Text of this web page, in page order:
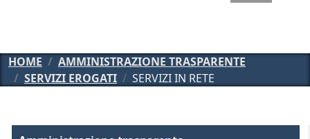
HOME
AMMINISTRAZIONE TRASPARENTE
SERVIZI EROGATI
SERVIZI IN RETE
Amministrazione Trasparente